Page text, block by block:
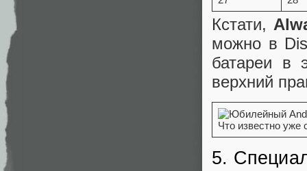
Кстати,
можно в
батареи в
верхний
5.